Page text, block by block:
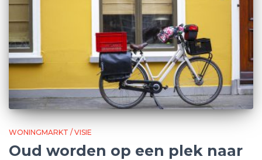
WONINGMARKT / VISIE
Oud worden op een plek naar